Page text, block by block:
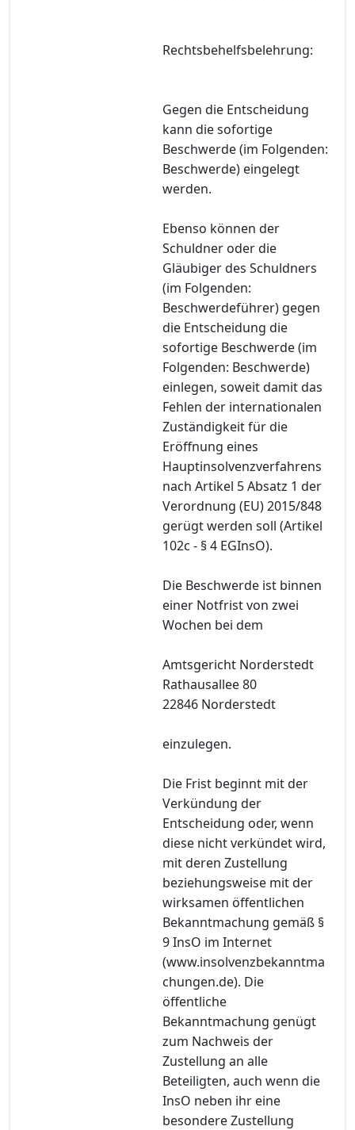
Rechtsbehelfsbelehrung:
Gegen die Entscheidung
kann die sofortige
Beschwerde (im Folgenden:
Beschwerde) eingelegt
werden.
Ebenso können der
Schuldner oder die
Gläubiger des Schuldners
(im Folgenden:
Beschwerdeführer) gegen
die Entscheidung die
sofortige Beschwerde (im
Folgenden: Beschwerde)
einlegen, soweit damit das
Fehlen der internationalen
Zuständigkeit für die
Eröffnung eines
Hauptinsolvenzverfahrens
nach Artikel 5 Absatz 1 der
Verordnung (EU) 2015/848
gerügt werden soll (Artikel
102c - § 4 EGInsO).
Die Beschwerde ist binnen
einer Notfrist von zwei
Wochen bei dem
Amtsgericht Norderstedt
Rathausallee 80
22846 Norderstedt
einzulegen.
Die Frist beginnt mit der
Verkündung der
Entscheidung oder, wenn
diese nicht verkündet wird,
mit deren Zustellung
beziehungsweise mit der
wirksamen öffentlichen
Bekanntmachung gemäß §
9 InsO im Internet
(www.insolvenzbekanntma
chungen.de). Die
öffentliche
Bekanntmachung genügt
zum Nachweis der
Zustellung an alle
Beteiligten, auch wenn die
InsO neben ihr eine
besondere Zustellung